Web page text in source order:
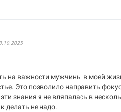
на важности мужчины в моей
Это позволило направить
знания я не вляпалась в
делать не надо.